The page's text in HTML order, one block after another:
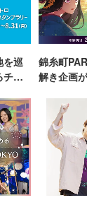
を巡
チャ
錦糸町
解き企画